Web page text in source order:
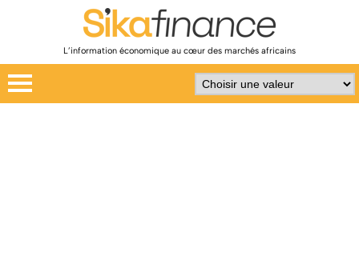
L’information économique au cœur des marchés africains